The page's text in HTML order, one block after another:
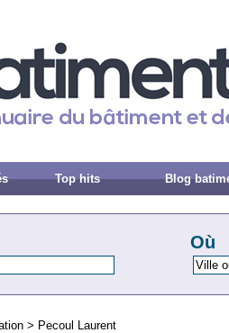
Top hits Blog
Où
> Pecoul Laurent